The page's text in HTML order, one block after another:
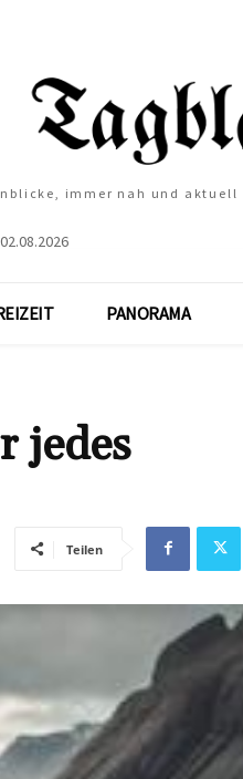
immer nah und aktuell
PANORAMA
jedes
Teilen